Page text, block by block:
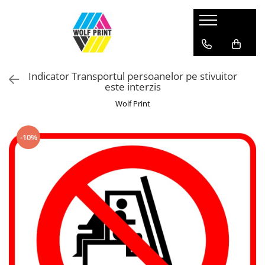
Produse Categorii
Stickere pentru Produse Bio & Eco
Stickere personalizate printate si
Stickere copii
Stickere educationale
Stickere decorative
Stickere personalizate
Carti de Vizita
Sisteme de Afisare
Placute Gravate Personalizate
Placute Informative
Stickere Decorative
Indicator Transportul persoanelor pe stivuitor
este interzis
Wolf Print
-10%